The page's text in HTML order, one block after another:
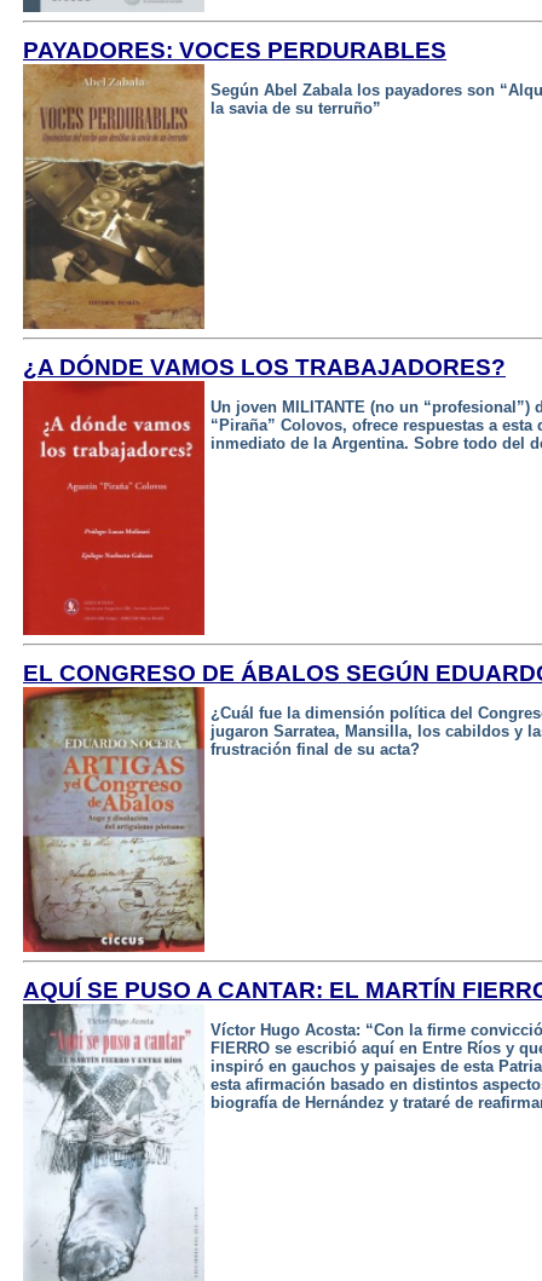
PAYADORES: VOCES PERDURABLES
Según Abel Zabala los payadores son
la savia de su terruño”
¿A DÓNDE VAMOS LOS TRABAJADORES?
Un joven MILITANTE (no un
“Piraña” Colovos, ofrece respuestas a esta
inmediato de la Argentina. Sobre todo del
EL CONGRESO DE ÁBALOS SEGÚN
¿Cuál fue la dimensión política del
jugaron Sarratea, Mansilla, los cabildos y
frustración final de su acta?
AQUÍ SE PUSO A CANTAR: EL MARTÍN
Víctor Hugo Acosta: “Con la firme
FIERRO se escribió aquí en Entre Ríos y
inspiró en gauchos y paisajes de esta
esta afirmación basado en distintos
biografía de Hernández y trataré de